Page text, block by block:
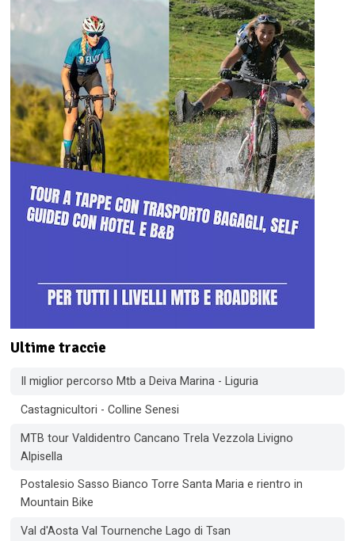
Ultime traccie
Il miglior percorso Mtb a Deiva Marina - Liguria
Castagnicultori - Colline Senesi
MTB tour Valdidentro Cancano Trela Vezzola Livigno
Alpisella
Postalesio Sasso Bianco Torre Santa Maria e rientro in
Mountain Bike
Val d'Aosta Val Tournenche Lago di Tsan